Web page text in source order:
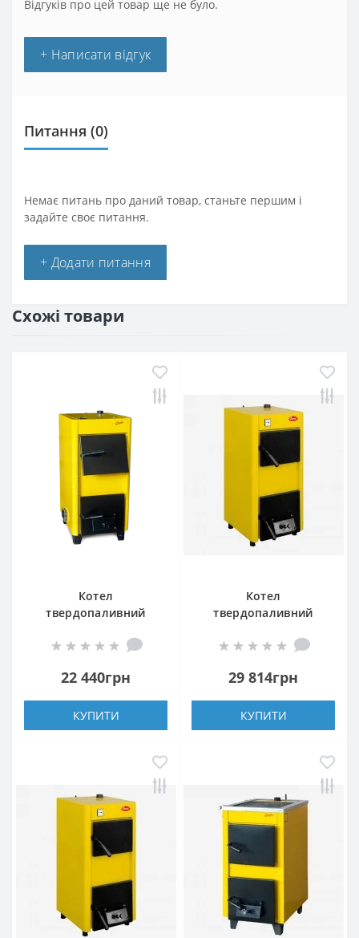
Відгуків про цей товар ще не було.
+ Написати відгук
Питання (0)
Немає питань про даний товар, станьте першим і
задайте своє питання.
+ Додати питання
Схожі товари
Котел
твердопаливний
22 440грн
КУПИТИ
Котел
твердопаливний
29 814грн
КУПИТИ